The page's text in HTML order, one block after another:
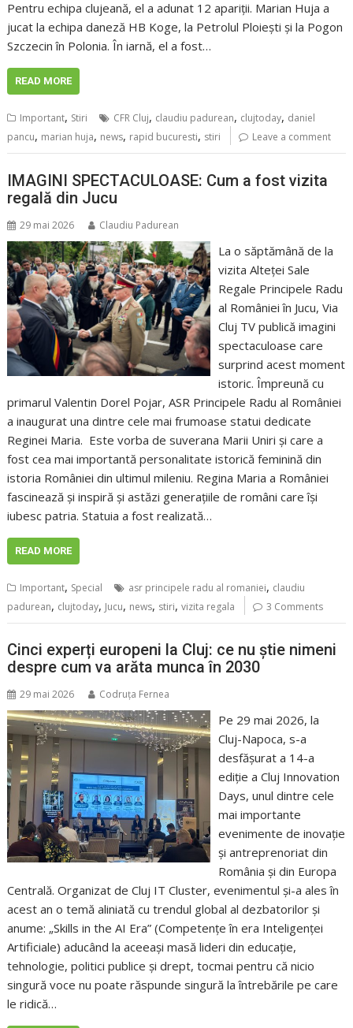
Pentru echipa clujeană, el a adunat 12 apariții. Marian Huja a
jucat la echipa daneză HB Koge, la Petrolul Ploiești și la Pogon
Szczecin în Polonia. În iarnă, el a fost…
READ MORE
Important, Stiri CFR Cluj, claudiu padurean, clujtoday, daniel
pancu, marian huja, news, rapid bucuresti, stiri Leave a comment
IMAGINI SPECTACULOASE: Cum a fost vizita
regală din Jucu
29 mai 2026 Claudiu Padurean
La o săptămână de la
vizita Alteței Sale
Regale Principele Radu
al României în Jucu, Via
Cluj TV publică imagini
spectaculoase care
surprind acest moment
istoric. Împreună cu
primarul Valentin Dorel Pojar, ASR Principele Radu al României
a inaugurat una dintre cele mai frumoase statui dedicate
Reginei Maria. Este vorba de suverana Marii Uniri și care a
fost cea mai importantă personalitate istorică feminină din
istoria României din ultimul mileniu. Regina Maria a României
fascinează și inspiră și astăzi generațiile de români care își
iubesc patria. Statuia a fost realizată…
READ MORE
Important, Special asr principele radu al romaniei, claudiu
padurean, clujtoday, Jucu, news, stiri,vizita regala 3 Comments
Cinci experți europeni la Cluj: ce nu știe nimeni
despre cum va arăta munca în 2030
29 mai 2026 Codruța Fernea
Pe 29 mai 2026, la
Cluj-Napoca, s-a
desfășurat a 14-a
ediție a Cluj Innovation
Days, unul dintre cele
mai importante
evenimente de inovație
și antreprenoriat din
România și din Europa
Centrală. Organizat de Cluj IT Cluster, evenimentul și-a ales în
acest an o temă aliniată cu trendul global al dezbatorilor și
anume: „Skills in the AI Era” (Competențe în era Inteligenței
Artificiale) aducând la aceeași masă lideri din educație,
tehnologie, politici publice și drept, tocmai pentru că nicio
singură voce nu poate răspunde singură la întrebările pe care
le ridică…